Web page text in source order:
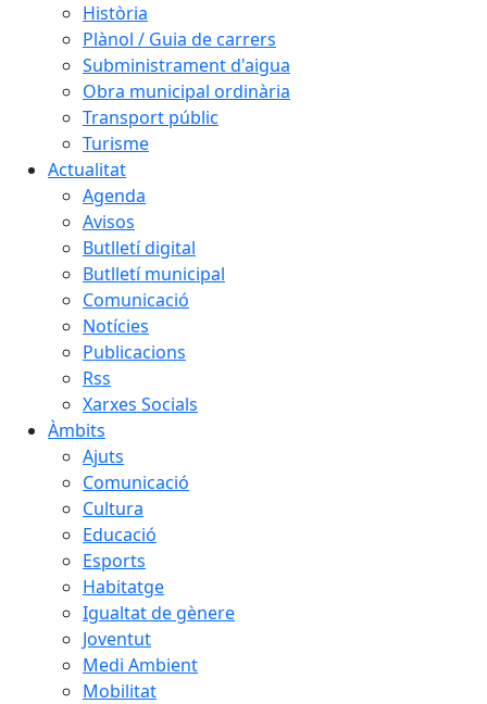
Història
Plànol / Guia de carrers
Subministrament d'aigua
Obra municipal ordinària
Transport públic
Turisme
Actualitat
Agenda
Avisos
Butlletí digital
Butlletí municipal
Comunicació
Notícies
Publicacions
Rss
Xarxes Socials
Àmbits
Ajuts
Comunicació
Cultura
Educació
Esports
Habitatge
Igualtat de gènere
Joventut
Medi Ambient
Mobilitat